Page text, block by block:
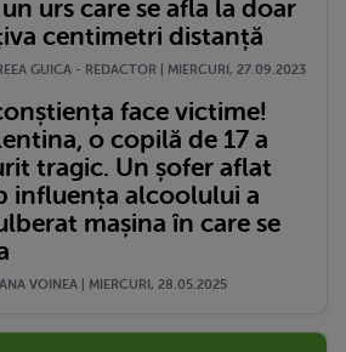
urs care se afla la doar
centimetri distanță
GUICA - REDACTOR | MIERCURI, 27.09.2023
face victime!
o copilă de 17 a
tragic. Un șofer aflat
influența alcoolului a
mașina în care se
VOINEA | MIERCURI, 28.05.2025